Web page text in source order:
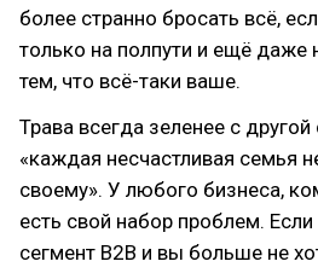
более странно бросать всё,
только на полпути и ещё даже
тем, что всё-таки ваше.
Трава всегда зеленее с
«каждая несчастливая семья
своему». У любого бизнеса,
есть свой набор проблем.
сегмент B2B и вы больше не